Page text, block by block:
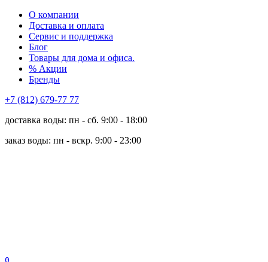
О компании
Доставка и оплата
Сервис и поддержка
Блог
Товары для дома и офиса.
% Акции
Бренды
+7 (812) 679-77 77
доставка воды: пн - сб. 9:00 - 18:00
заказ воды: пн - вскр. 9:00 - 23:00
0